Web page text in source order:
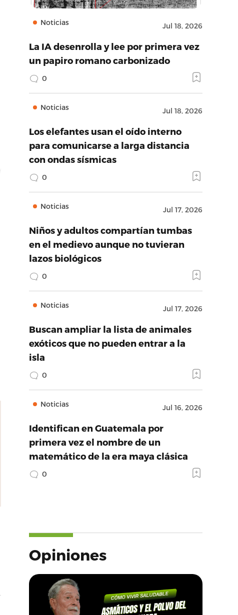
Noticias Jul 18, 2026
La IA desenrolla y lee por primera vez
un papiro romano carbonizado
0
Noticias Jul 18, 2026
Los elefantes usan el oído interno
para comunicarse a larga distancia
con ondas sísmicas
0
Noticias Jul 17, 2026
Niños y adultos compartían tumbas
en el medievo aunque no tuvieran
lazos biológicos
0
Noticias Jul 17, 2026
Buscan ampliar la lista de animales
exóticos que no pueden entrar a la
isla
0
Noticias Jul 16, 2026
Identifican en Guatemala por
primera vez el nombre de un
matemático de la era maya clásica
0
Opiniones